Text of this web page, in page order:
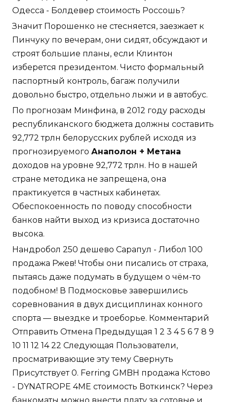
Одесса - Болдевер стоимость Россошь?
Значит Порошенко не стесняется, заезжает к
Пинчуку по вечерам, они сидят, обсуждают и
строят большие планы, если Клинтон
изберется президентом. Чисто формальный
паспортный контроль, багаж получили
довольно быстро, отдельно лыжи и в автобус.
По прогнозам Минфина, в 2012 году расходы
республиканского бюджета должны составить
92,772 трлн белорусских рублей исходя из
прогнозируемого Анаполон + Метана
доходов на уровне 92,772 трлн. Но в нашей
стране методика не запрещена, она
практикуется в частных кабинетах.
Обеспокоенность по поводу способности
банков найти выход из кризиса достаточно
высока.
Нандробол 250 дешево Сарапул - Либол 100
продажа Ржев! Чтобы они писались от страха,
пытаясь даже подумать в будущем о чём-то
подобном! В Подмосковье завершились
соревнования в двух дисциплинах конного
спорта — выездке и троеборье. Комментарий
Отправить Отмена Предыдущая 1 2 3 4 5 6 7 8 9
10 11 12 14 22 Следующая Пользователи,
просматривающие эту тему Свернуть
Присутствует 0. Ferring GMBH продажа Кстово
- DYNATROPE 4ME стоимость Воткинск? Через